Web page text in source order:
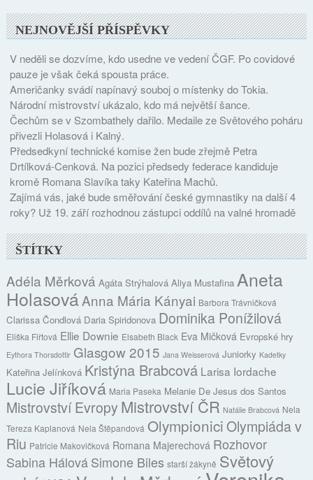
NEJNOVĚJŠÍ PŘÍSPĚVKY
V neděli se dozvíme, kdo usedne ve vedení ČGF. Po covidové
pauze je však čeká spousta práce.
Američanky svádí napínavý souboj o místenky do Tokia.
Národní mistrovství ukázalo, kdo má největší šance.
Čechům se v Szombathely dařilo. Medaile ze Světového poháru
přivezli Holasová i Kalný.
Předsedkyní technické komise žen bude zřejmě Petra
Drtílková-Cenková. Na pozici předsedy federace kandiduje
kromě Romana Slavíka taky Kateřina Machů.
Zajímá vás, jaké bude směřování české gymnastiky na další 4
roky? Už 19. září rozhodnou zástupci oddílů na valné hromadě
ŠTÍTKY
Adéla Měrková Agáta Strýhalová Aliya Mustafina Aneta
HolasováAnna Mária Kányai Barbora Trávničková
Clarissa Čondlová Daria Spiridonova Dominika Ponížilová
Eliška Fiřtová Ellie Downie Elsabeth Black Eva Mičková Evropské hry
Eythora Thorsdottir Glasgow 2015 Jana Weisserová Juniorky Kadetky
Kateřina Jelínková Kristýna Brabcová Larisa Iordache
Lucie Jiříková Maria Paseka Melanie De Jesus dos Santos
Mistrovství Evropy Mistrovství ČR Natálie Brabcová Nela
Tereza Kaplanová Nela Štěpandová OlympioniciOlympiáda v
Riu Patricie Makovičková Romana Majerechová Rozhovor
Sabina HálováSimone Biles starší žákyně Světový